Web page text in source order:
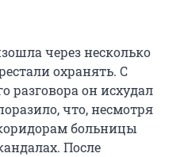
через несколько
охранять. С
разговора он исхудал
что, несмотря
оридорам больницы
После